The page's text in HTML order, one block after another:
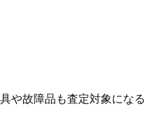
や故障品も査定対象にな